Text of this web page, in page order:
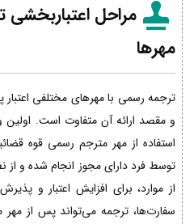
مراحل اعتباربخشی
مهرها
ترجمه رسمی با مهرهای مختلفی
و مقصد ارائه آن متفاوت است.
استفاده از مهر مترجم رسمی قوه
توسط فرد دارای مجوز انجام شده و
از موارد، برای افزایش اعتبار و
سفارت‌ها، ترجمه می‌تواند پس از